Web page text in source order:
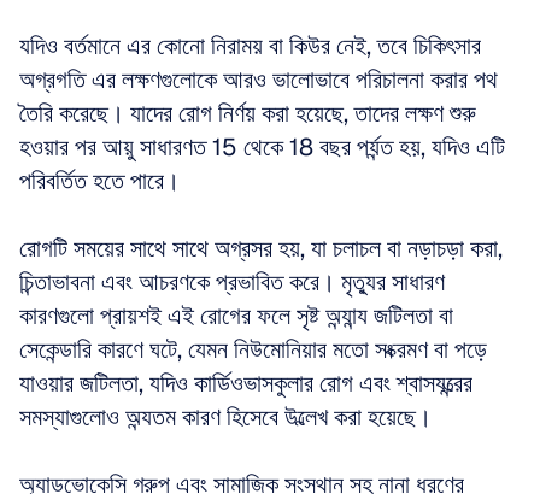
যদিও বর্তমানে এর কোনো নিরাময় বা কিউর নেই, তবে চিকিৎসার
অগ্রগতি এর লক্ষণগুলোকে আরও ভালোভাবে পরিচালনা করার পথ
তৈরি করেছে। যাদের রোগ নির্ণয় করা হয়েছে, তাদের লক্ষণ শুরু
হওয়ার পর আয়ু সাধারণত 15 থেকে 18 বছর পর্যন্ত হয়, যদিও এটি
পরিবর্তিত হতে পারে।
রোগটি সময়ের সাথে সাথে অগ্রসর হয়, যা চলাচল বা নড়াচড়া করা,
চিন্তাভাবনা এবং আচরণকে প্রভাবিত করে। মৃত্যুর সাধারণ
কারণগুলো প্রায়শই এই রোগের ফলে সৃষ্ট অন্যান্য জটিলতা বা
সেকেন্ডারি কারণে ঘটে, যেমন নিউমোনিয়ার মতো সংক্রমণ বা পড়ে
যাওয়ার জটিলতা, যদিও কার্ডিওভাসকুলার রোগ এবং শ্বাসযন্ত্রের
সমস্যাগুলোও অন্যতম কারণ হিসেবে উল্লেখ করা হয়েছে।
অ্যাডভোকেসি গ্রুপ এবং সামাজিক সংস্থান সহ নানা ধরণের